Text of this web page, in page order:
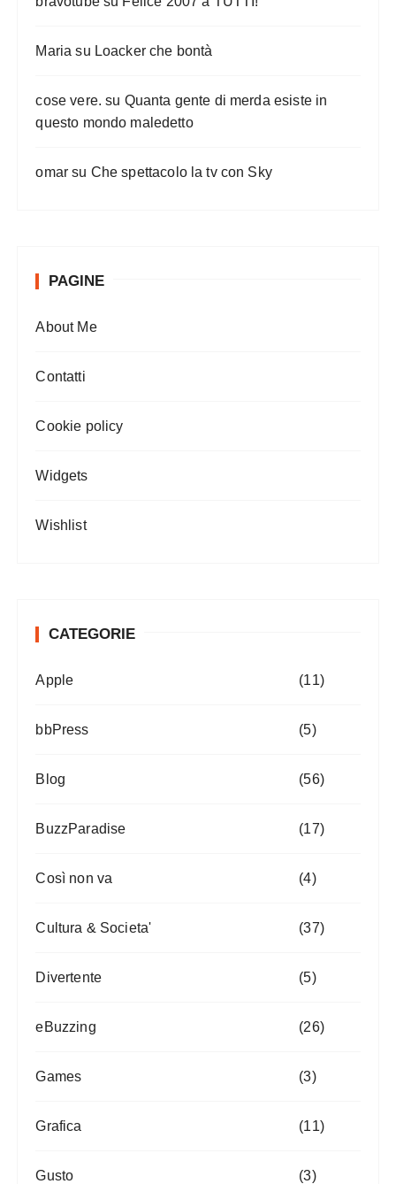
Maria su Loacker che bontà
cose vere. su Quanta gente di merda esiste in
questo mondo maledetto
omar su Che spettacolo la tv con Sky
PAGINE
About Me
Contatti
Cookie policy
Widgets
Wishlist
CATEGORIE
Apple (11)
bbPress (5)
Blog (56)
BuzzParadise (17)
Così non va (4)
Cultura & Societa' (37)
Divertente (5)
eBuzzing (26)
Games (3)
Grafica (11)
Gusto (3)